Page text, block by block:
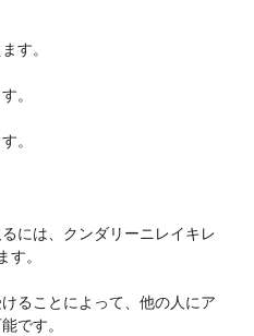
す。
。
。
には、クンダリーニレイキレ
。
ることによって、他の人にア
です。